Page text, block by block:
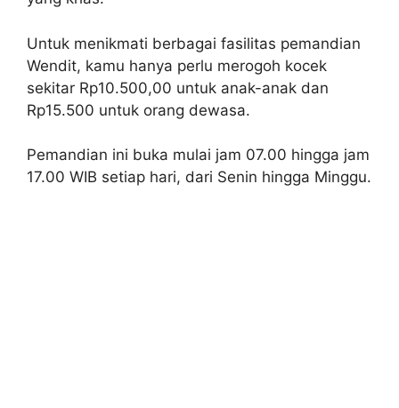
Untuk menikmati berbagai fasilitas pemandian
Wendit, kamu hanya perlu merogoh kocek
sekitar Rp10.500,00 untuk anak-anak dan
Rp15.500 untuk orang dewasa.
Pemandian ini buka mulai jam 07.00 hingga jam
17.00 WIB setiap hari, dari Senin hingga Minggu.